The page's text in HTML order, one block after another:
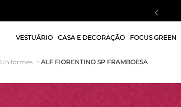
VESTUÁRIO CASA E DECORAÇÃO FOCUS GREEN
Uniformes ALF FIORENTINO SP FRAMBOESA